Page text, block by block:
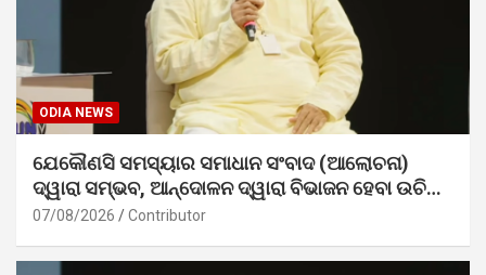
ODIA NEWS
ଯେକୌଣସି ସମସ୍ୟାର ସମାଧାନ ସଂବାଦ (ଆଲୋଚନା)
ଦ୍ୱାରା ସମ୍ଭବ, ଆନ୍ଦୋଳନ ଦ୍ୱାରା ବିଭାଜନ ହେବା ଉଚିତ୍
ନୁହେଁ। – ଡ. ମୋହନ ଭାଗବତ ଜୀ
07/08/2026 Contributor